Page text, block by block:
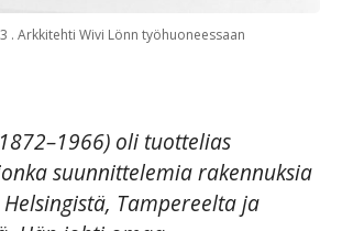
. Arkkitehti Wivi Lönn työhuoneessaan
oli tuottelias
suunnittelemia rakennuksia
Tampereelta ja